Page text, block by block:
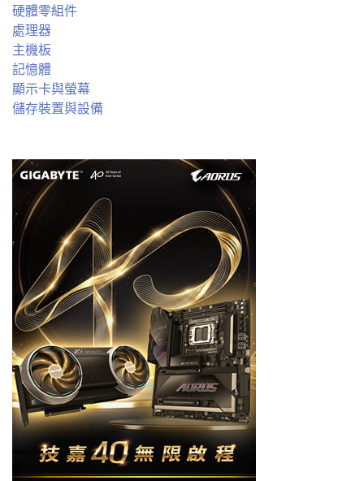
硬體零組件
處理器
主機板
記憶體
顯示卡與螢幕
儲存裝置與設備